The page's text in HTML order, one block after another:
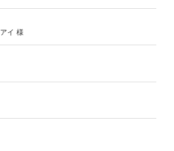
株式会社三共様 会社案内パン
ょちゃ
イ 様